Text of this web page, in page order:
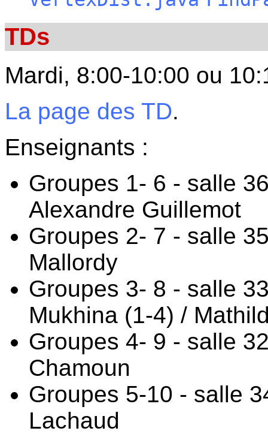
TDs
Mardi, 8:00-10:00 ou
La page des TD.
Enseignants :
Groupes 1- 6 - salle
Alexandre Guillemot
Groupes 2- 7 - salle
Mallordy
Groupes 3- 8 - salle
Mukhina (1-4) /
Groupes 4- 9 - salle
Chamoun
Groupes 5-10 - salle
Lachaud